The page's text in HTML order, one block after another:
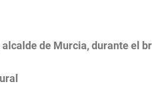
de Murcia, durante el